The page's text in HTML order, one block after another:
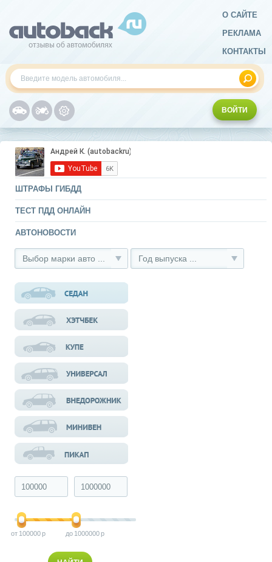
О САЙТЕ
РЕКЛАМА
КОНТАКТЫ
ВОЙТИ
ШТРАФЫ ГИБДД
ТЕСТ ПДД ОНЛАЙН
АВТОНОВОСТИ
Выбор марки авто ... Год выпуска ...
100000 1000000